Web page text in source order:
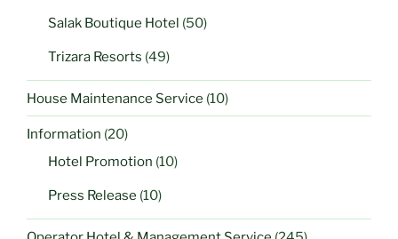
Salak Boutique Hotel (50)
Trizara Resorts (49)
House Maintenance Service (10)
Information (20)
Hotel Promotion (10)
Press Release (10)